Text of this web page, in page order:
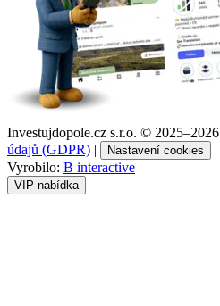
Investujdopole.cz s.r.o. © 2025–2026
údajů (GDPR) | Nastavení cookies
Vyrobilo: B interactive
VIP nabídka